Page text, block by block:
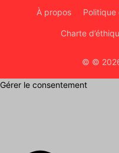
À propos
Charte
© ©
Gérer le consentement